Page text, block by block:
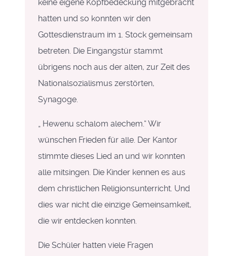
keine eigene Kopfbedeckung mitgebracht
hatten und so konnten wir den
Gottesdienstraum im 1. Stock gemeinsam
betreten. Die Eingangstür stammt
übrigens noch aus der alten, zur Zeit des
Nationalsozialismus zerstörten,
Synagoge.
„ Hewenu schalom alechem.“ Wir
wünschen Frieden für alle. Der Kantor
stimmte dieses Lied an und wir konnten
alle mitsingen. Die Kinder kennen es aus
dem christlichen Religionsunterricht. Und
dies war nicht die einzige Gemeinsamkeit,
die wir entdecken konnten.
Die Schüler hatten viele Fragen